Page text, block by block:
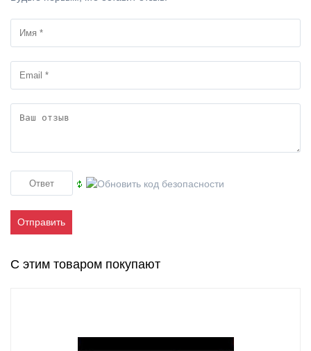
Отправить
С этим товаром покупают